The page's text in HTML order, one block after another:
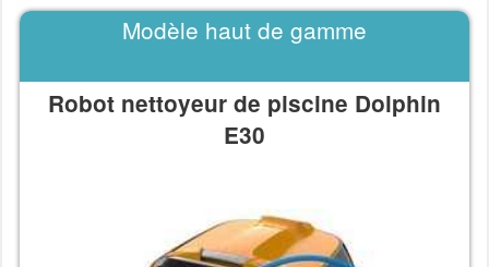
Modèle haut de gamme
Robot nettoyeur de piscine Dolphin
E30